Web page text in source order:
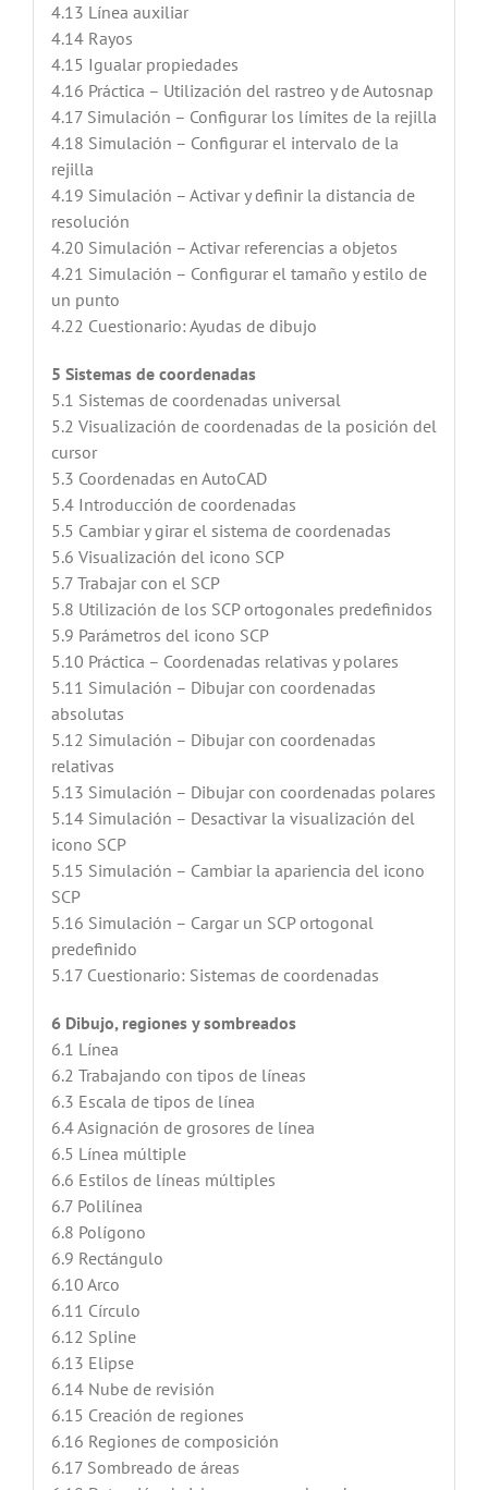
4.13 Línea auxiliar
4.14 Rayos
4.15 Igualar propiedades
4.16 Práctica – Utilización del rastreo y de Autosnap
4.17 Simulación – Configurar los límites de la rejilla
4.18 Simulación – Configurar el intervalo de la
rejilla
4.19 Simulación – Activar y definir la distancia de
resolución
4.20 Simulación – Activar referencias a objetos
4.21 Simulación – Configurar el tamaño y estilo de
un punto
4.22 Cuestionario: Ayudas de dibujo
5 Sistemas de coordenadas
5.1 Sistemas de coordenadas universal
5.2 Visualización de coordenadas de la posición del
cursor
5.3 Coordenadas en AutoCAD
5.4 Introducción de coordenadas
5.5 Cambiar y girar el sistema de coordenadas
5.6 Visualización del icono SCP
5.7 Trabajar con el SCP
5.8 Utilización de los SCP ortogonales predefinidos
5.9 Parámetros del icono SCP
5.10 Práctica – Coordenadas relativas y polares
5.11 Simulación – Dibujar con coordenadas
absolutas
5.12 Simulación – Dibujar con coordenadas
relativas
5.13 Simulación – Dibujar con coordenadas polares
5.14 Simulación – Desactivar la visualización del
icono SCP
5.15 Simulación – Cambiar la apariencia del icono
SCP
5.16 Simulación – Cargar un SCP ortogonal
predefinido
5.17 Cuestionario: Sistemas de coordenadas
6 Dibujo, regiones y sombreados
6.1 Línea
6.2 Trabajando con tipos de líneas
6.3 Escala de tipos de línea
6.4 Asignación de grosores de línea
6.5 Línea múltiple
6.6 Estilos de líneas múltiples
6.7 Polilínea
6.8 Polígono
6.9 Rectángulo
6.10 Arco
6.11 Círculo
6.12 Spline
6.13 Elipse
6.14 Nube de revisión
6.15 Creación de regiones
6.16 Regiones de composición
6.17 Sombreado de áreas